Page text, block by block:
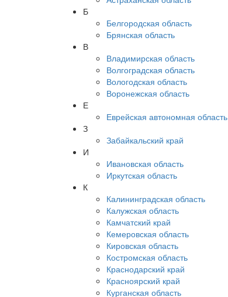
Б
Белгородская область
Брянская область
В
Владимирская область
Волгоградская область
Вологодская область
Воронежская область
Е
Еврейская автономная область
З
Забайкальский край
И
Ивановская область
Иркутская область
К
Калининградская область
Калужская область
Камчатский край
Кемеровская область
Кировская область
Костромская область
Краснодарский край
Красноярский край
Курганская область